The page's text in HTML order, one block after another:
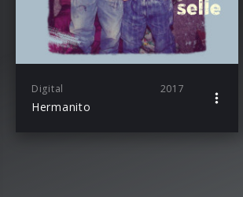
Digital 2017
Hermanito